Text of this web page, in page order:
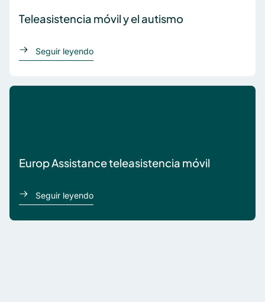
Teleasistencia móvil y el autismo
Seguir leyendoacerca de Sam
Europ Assistance teleasistencia móvil
Seguir leyendoacerca de Europ Assistance teleasistencia